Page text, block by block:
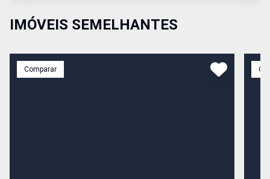
IMÓVEIS SEMELHANTES
Comparar